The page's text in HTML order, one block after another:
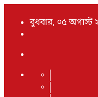
বুধবার, ০৫ অগাস্ট